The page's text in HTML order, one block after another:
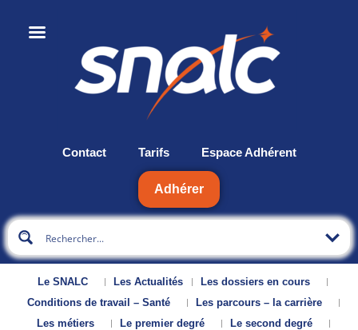
Contact Tarifs Espace Adhérent
Adhérer
Le SNALC Les Actualités
Les dossiers en cours
Conditions de travail – Santé
Les parcours – la carrière
Les métiers
Le premier degré
Le second degré